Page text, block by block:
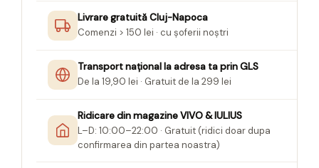
Sugativa
Articole papetarie pentru copii
Banda adeziva
Compas scolar
Pixuri cu radiera
Seturi Creative pentru Copii
Stampile Copii
Sclipici/ Lipici cu sclipici/ Paiete
Servetele/ Farfurii/ Pahare/ Paie
Seturi creative Christmas
Umbrele
Livrare gratuită Cluj-Napoca
Comenzi > 150 lei · cu șoferii noștri
Transport național la adresa ta prin GLS
De la 19,90 lei · Gratuit de la 299 lei
Ridicare din magazine VIVO & IULIUS
L–D: 10:00–22:00 · Gratuit (ridici doar dupa
confirmarea din partea noastra)